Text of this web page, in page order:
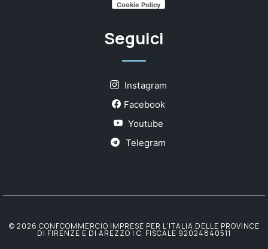
Cookie Policy
Seguici
Instagram
Facebook
Youtube
Telegram
© 2026 CONFCOMMERCIO IMPRESE PER L’ITALIA DELLE PROVINCE
DI FIRENZE E DI AREZZO | C. FISCALE 92024840511